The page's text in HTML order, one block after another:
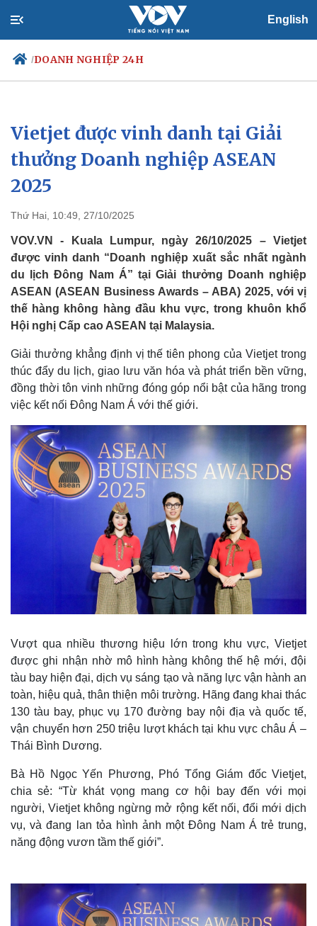
English
/DOANH NGHIỆP 24H
Chính trị
Đảng
Tổ chức nhân sự
Quốc hội
Xã hội
Tin 24h
Dự báo thời tiết
Vietjet được vinh danh tại Giải
thưởng Doanh nghiệp ASEAN
2025
Thứ Hai, 10:49, 27/10/2025
VOV.VN - Kuala Lumpur, ngày 26/10/2025 – Vietjet
được vinh danh “Doanh nghiệp xuất sắc nhất ngành
du lịch Đông Nam Á” tại Giải thưởng Doanh nghiệp
ASEAN (ASEAN Business Awards – ABA) 2025, với vị
thế hàng không hàng đầu khu vực, trong khuôn khổ
Hội nghị Cấp cao ASEAN tại Malaysia.
Giải thưởng khẳng định vị thế tiên phong của Vietjet trong
thúc đẩy du lịch, giao lưu văn hóa và phát triển bền vững,
đồng thời tôn vinh những đóng góp nổi bật của hãng trong
việc kết nối Đông Nam Á với thế giới.
Vượt qua nhiều thương hiệu lớn trong khu vực, Vietjet
được ghi nhận nhờ mô hình hàng không thế hệ mới, đội
tàu bay hiện đại, dịch vụ sáng tạo và năng lực vận hành an
toàn, hiệu quả, thân thiện môi trường. Hãng đang khai thác
130 tàu bay, phục vụ 170 đường bay nội địa và quốc tế,
vận chuyển hơn 250 triệu lượt khách tại khu vực châu Á –
Thái Bình Dương.
Bà Hồ Ngọc Yến Phương, Phó Tổng Giám đốc Vietjet,
chia sẻ: “Từ khát vọng mang cơ hội bay đến với mọi
người, Vietjet không ngừng mở rộng kết nối, đổi mới dịch
vụ, và đang lan tỏa hình ảnh một Đông Nam Á trẻ trung,
năng động vươn tầm thế giới”.